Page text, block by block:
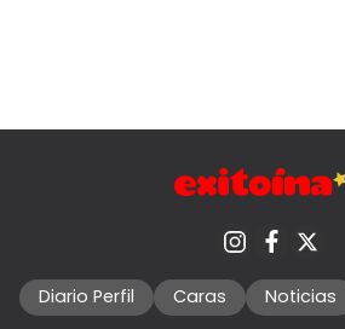
Diario Perfil Caras Noticias